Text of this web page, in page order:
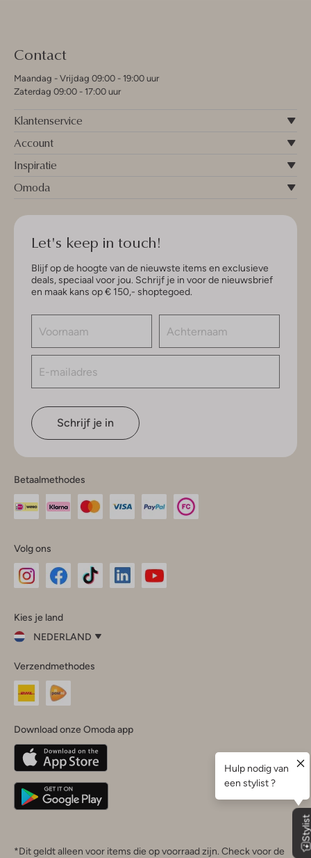
Contact
Maandag - Vrijdag 09:00 - 19:00 uur
Zaterdag 09:00 - 17:00 uur
Klantenservice
Account
Inspiratie
Omoda
Let's keep in touch!
Blijf op de hoogte van de nieuwste items en exclusieve
deals, speciaal voor jou. Schrijf je in voor de nieuwsbrief
en maak kans op € 150,- shoptegoed.
Schrijf je in
Betaalmethodes
Volg ons
InstagramFacebook
Kies je land
NEDERLAND
je
land
Nederland
Belgique(Français)
Deutschland
Verzendmethodes
Download onze Omoda app
*Dit geldt alleen voor items die op voorraad zijn. Check voor de